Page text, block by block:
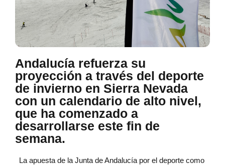
Andalucía refuerza su
proyección a través del deporte
de invierno en Sierra Nevada
con un calendario de alto nivel,
que ha comenzado a
desarrollarse este fin de
semana.
La apuesta de la Junta de Andalucía por el deporte como